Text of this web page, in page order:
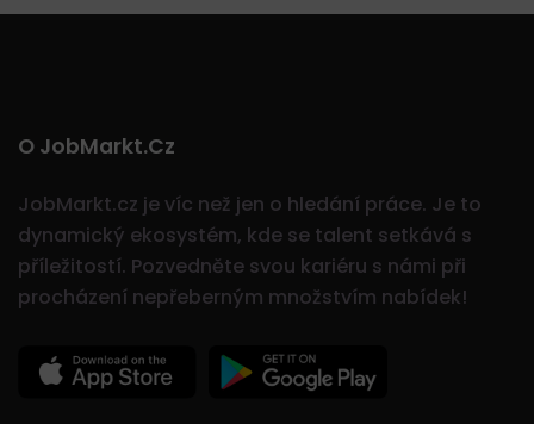
O JobMarkt.cz
JobMarkt.cz je víc než jen o hledání práce. Je to
dynamický ekosystém, kde se talent setkává s
příležitostí. Pozvedněte svou kariéru s námi při
procházení nepřeberným množstvím nabídek!